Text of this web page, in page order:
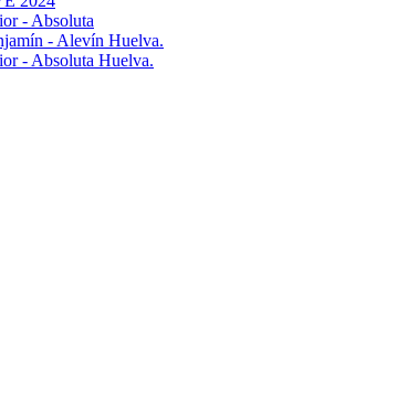
- Absoluta
- Alevín Huelva.
- Absoluta Huelva.